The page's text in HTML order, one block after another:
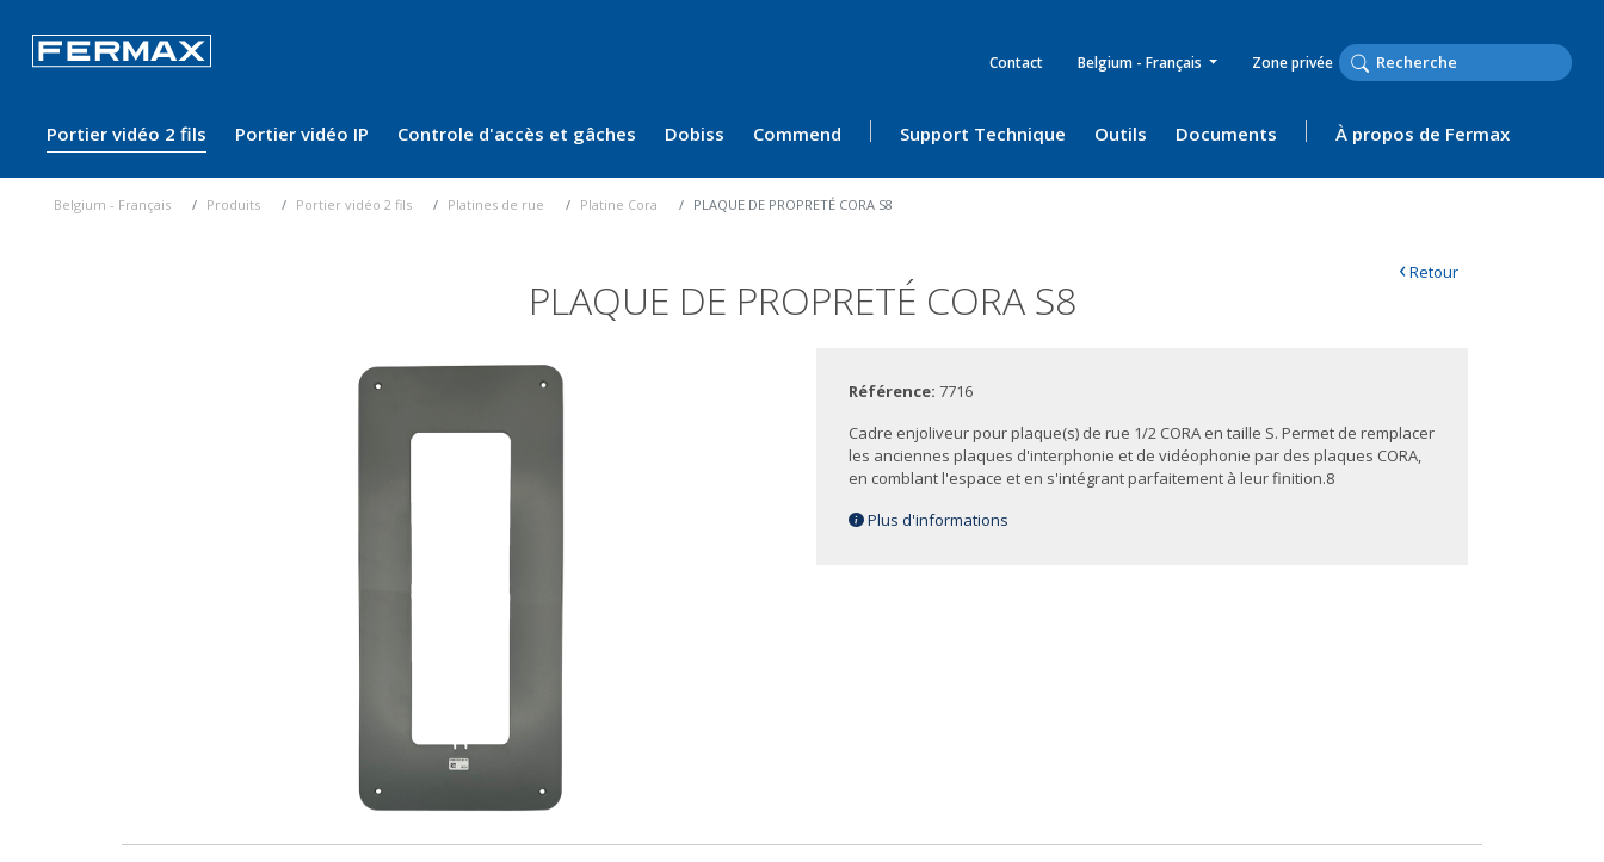
Contact Belgium - Français Zone privée
Portier vidéo 2 fils Portier vidéo IP Controle d'accès et gâches Dobiss Commend Support Technique Outils Documents À propos de Fermax
Belgium - Français Produits Portier vidéo 2 fils Platines de rue Platine Cora PLAQUE DE PROPRETÉ CORA S8
PLAQUE DE PROPRETÉ CORA S8
‹Retour
Référence:7716
Cadre enjoliveur pour plaque(s) de rue 1/2 CORA en taille S. Permet de remplacer
les anciennes plaques d'interphonie et de vidéophonie par des plaques CORA,
en comblant l'espace et en s'intégrant parfaitement à leur finition.8
Plus d'informations